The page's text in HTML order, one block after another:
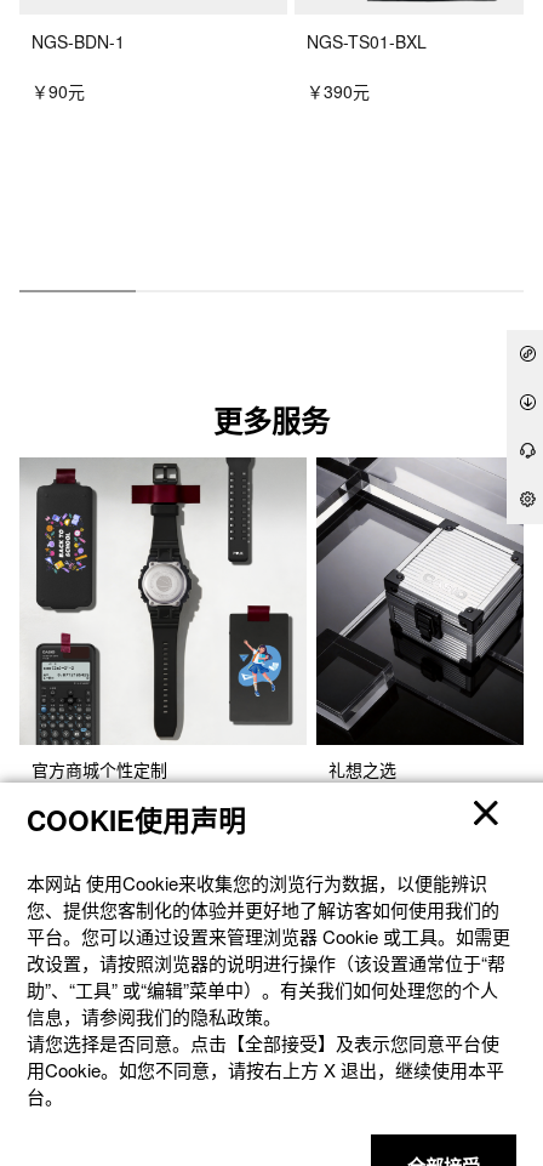
NGS-BDN-1
￥90元
NGS-TS01-BXL
￥390元
更多服务
官方商城个性定制 礼想之选
产品
COOKIE使用声明
本网站 使⽤Cookie来收集您的浏览⾏为数据，以便能辨识
您、提供您客制化的体验并更好地了解访客如何使⽤我们的
平台。您可以通过设置来管理浏览器 Cookie 或⼯具。如需更
改设置，请按照浏览器的说明进⾏操作（该设置通常位于“帮
助”、“⼯具” 或“编辑”菜单中）。有关我们如何处理您的个⼈
信息，请参阅我们的隐私政策。
请您选择是否同意。点击【全部接受】及表示您同意平台使
用Cookie。如您不同意，请按右上⽅ X 退出，继续使⽤本平
台。